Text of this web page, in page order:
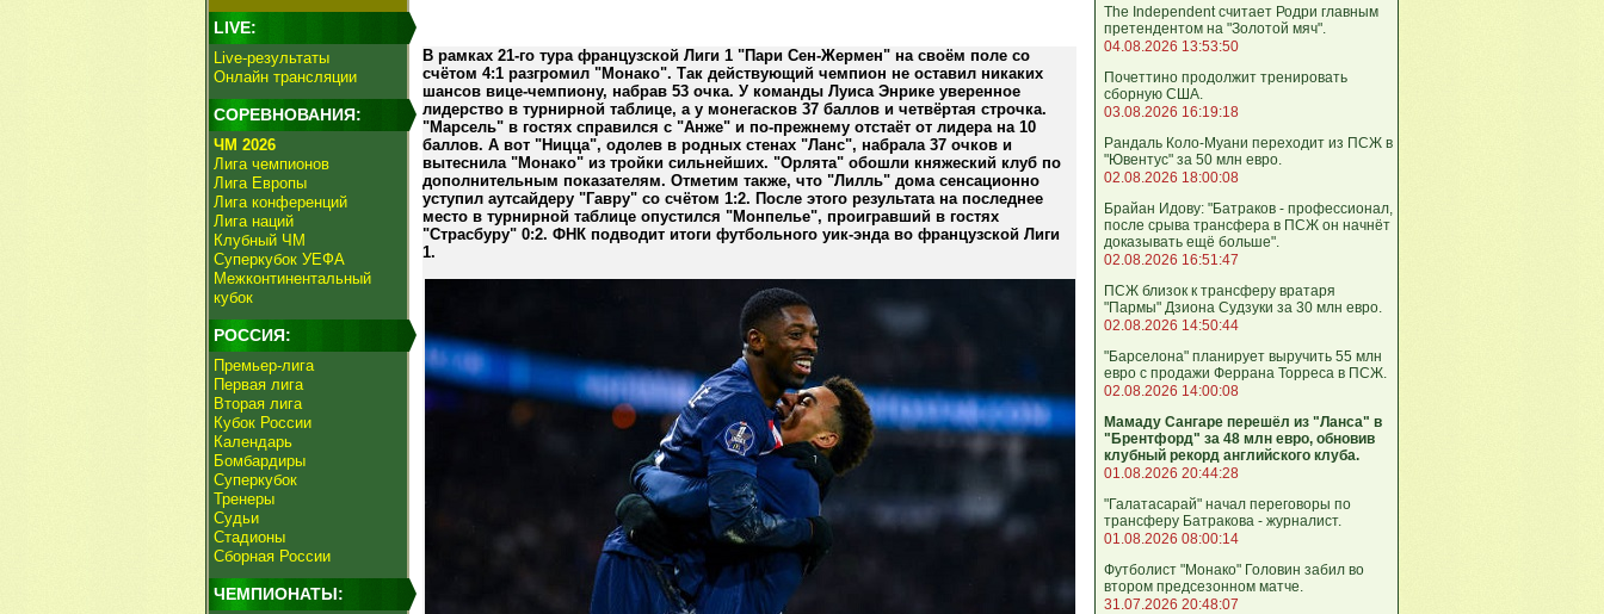
LIVE:
Live-результаты
Онлайн трансляции
СОРЕВНОВАНИЯ:
ЧМ 2026
Лига чемпионов
Лига Европы
Лига конференций
Лига наций
Клубный ЧМ
Суперкубок УЕФА
Межконтинентальный
кубок
РОССИЯ:
Премьер-лига
Первая лига
Вторая лига
Кубок России
Календарь
Бомбардиры
Суперкубок
Тренеры
Судьи
Стадионы
Сборная России
ЧЕМПИОНАТЫ:
В рамках 21-го тура французской Лиги 1 "Пари Сен-Жермен" на своём поле со
счётом 4:1 разгромил "Монако". Так действующий чемпион не оставил никаких
шансов вице-чемпиону, набрав 53 очка. У команды Луиса Энрике уверенное
лидерство в турнирной таблице, а у монегасков 37 баллов и четвёртая строчка.
"Марсель" в гостях справился с "Анже" и по-прежнему отстаёт от лидера на 10
баллов. А вот "Ницца", одолев в родных стенах "Ланс", набрала 37 очков и
вытеснила "Монако" из тройки сильнейших. "Орлята" обошли княжеский клуб по
дополнительным показателям. Отметим также, что "Лилль" дома сенсационно
уступил аутсайдеру "Гавру" со счётом 1:2. После этого результата на последнее
место в турнирной таблице опустился "Монпелье", проигравший в гостях
"Страсбуру" 0:2. ФНК подводит итоги футбольного уик-энда во французской Лиги
1.
The Independent считает Родри главным
претендентом на "Золотой мяч".
04.08.2026 13:53:50
Почеттино продолжит тренировать
сборную США.
03.08.2026 16:19:18
Рандаль Коло-Муани переходит из ПСЖ в
"Ювентус" за 50 млн евро.
02.08.2026 18:00:08
Брайан Идову: "Батраков - профессионал,
после срыва трансфера в ПСЖ он начнёт
доказывать ещё больше".
02.08.2026 16:51:47
ПСЖ близок к трансферу вратаря
"Пармы" Дзиона Судзуки за 30 млн евро.
02.08.2026 14:50:44
"Барселона" планирует выручить 55 млн
евро с продажи Феррана Торреса в ПСЖ.
02.08.2026 14:00:08
Мамаду Сангаре перешёл из "Ланса" в
"Брентфорд" за 48 млн евро, обновив
клубный рекорд английского клуба.
01.08.2026 20:44:28
"Галатасарай" начал переговоры по
трансферу Батракова - журналист.
01.08.2026 08:00:14
Футболист "Монако" Головин забил во
втором предсезонном матче.
31.07.2026 20:48:07